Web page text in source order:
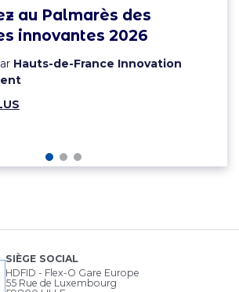
au Palmarès des
innovantes 2026
Hauts-de-France Innovation
SIÈGE SOCIAL
HDFID - Flex-O Gare Europe
55 Rue de Luxembourg